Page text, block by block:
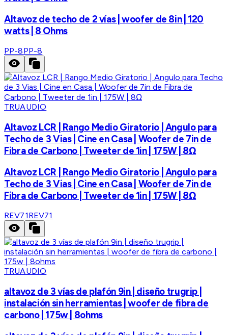
Altavoz de techo de 2 vías | woofer de 8in | 120
watts | 8 Ohms
PP-8PP-8
TRUAUDIO
Altavoz LCR | Rango Medio Giratorio | Angulo para
Techo de 3 Vias | Cine en Casa | Woofer de 7in de
Fibra de Carbono | Tweeter de 1in | 175W | 8Ω
Altavoz LCR | Rango Medio Giratorio | Angulo para
Techo de 3 Vias | Cine en Casa | Woofer de 7in de
Fibra de Carbono | Tweeter de 1in | 175W | 8Ω
REV71REV71
TRUAUDIO
altavoz de 3 vías de plafón 9in | diseño trugrip |
instalación sin herramientas | woofer de fibra de
carbono | 175w | 8ohms